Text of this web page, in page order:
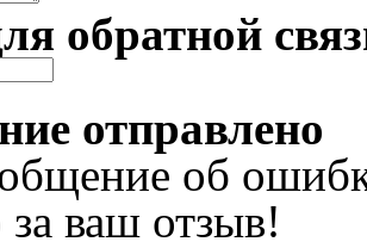
обратной
отправлено
об
ваш отзыв!